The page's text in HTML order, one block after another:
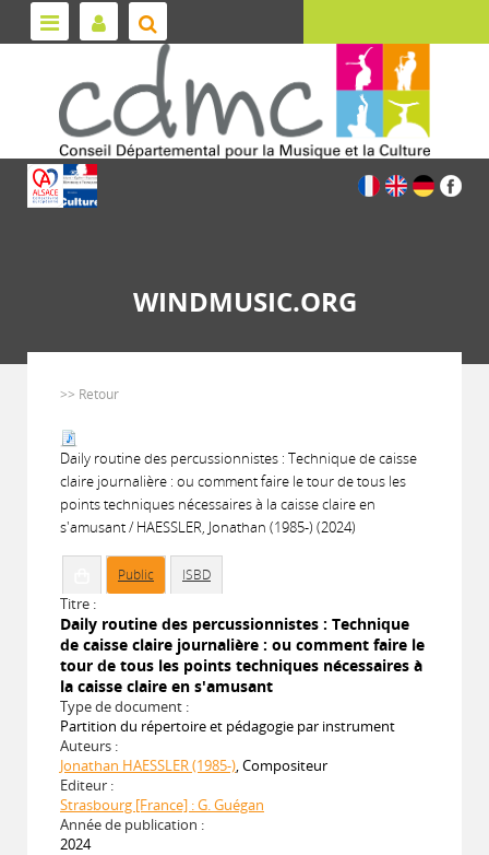
WINDMUSIC.ORG
>> Retour
Daily routine des percussionnistes : Technique de caisse
claire journalière : ou comment faire le tour de tous les
points techniques nécessaires à la caisse claire en
s'amusant / HAESSLER, Jonathan (1985-) (2024)
Public ISBD
Titre :
Daily routine des percussionnistes : Technique
de caisse claire journalière : ou comment faire le
tour de tous les points techniques nécessaires à
la caisse claire en s'amusant
Type de document :
Partition du répertoire et pédagogie par instrument
Auteurs :
Jonathan HAESSLER (1985-), Compositeur
Editeur :
Strasbourg [France] : G. Guégan
Année de publication :
2024